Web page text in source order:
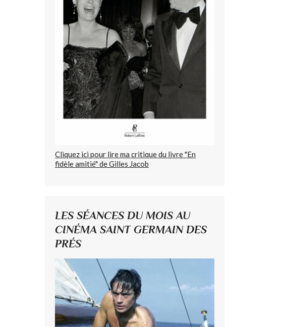
Cliquez ici pour lire ma critique du livre "En
fidèle amitié" de Gilles Jacob
LES SÉANCES DU MOIS AU
CINÉMA SAINT GERMAIN DES
PRÉS